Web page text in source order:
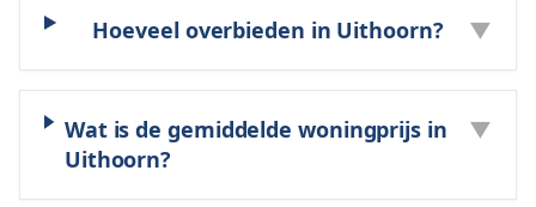
Hoeveel overbieden in Uithoorn? ▼
Wat is de gemiddelde woningprijs in
Uithoorn?
▼